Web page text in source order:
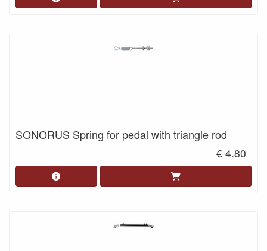
SONORUS Spring for pedal with triangle rod
€ 4.80